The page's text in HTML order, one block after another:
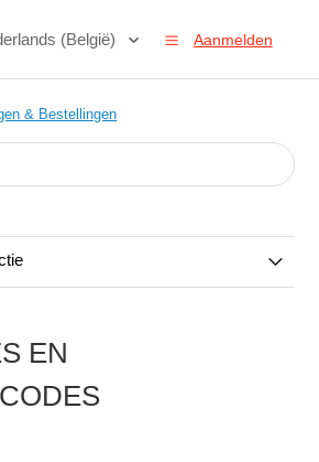
(België) Aanmelden
& Bestellingen
EN